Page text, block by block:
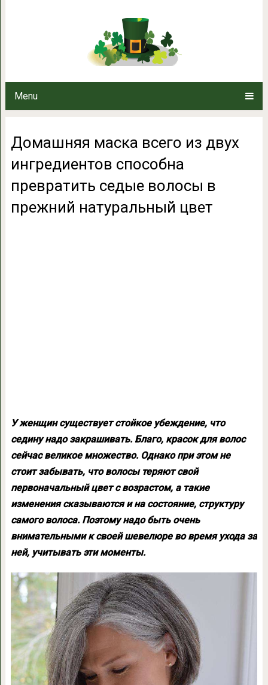
Menu
Домашняя маска всего из
превратить седые волосы в
Домашняя маска всего из двух
ингредиентов способна
превратить седые волосы в
прежний натуральный цвет
У женщин существует стойкое убеждение, что
седину надо закрашивать. Благо, красок для волос
сейчас великое множество. Однако при этом не
стоит забывать, что волосы теряют свой
первоначальный цвет с возрастом, а такие
изменения сказываются и на состояние, структуру
самого волоса. Поэтому надо быть очень
внимательными к своей шевелюре во время ухода за
ней, учитывать эти моменты.